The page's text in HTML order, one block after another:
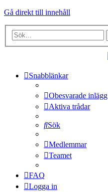
Gå direkt till innehåll
Snabblänkar
Obesvarade inlägg
Aktiva trådar
Sök
Medlemmar
Teamet
FAQ
Logga in